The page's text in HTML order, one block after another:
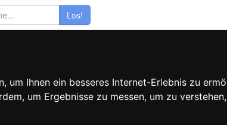
Ihnen ein besseres Internet-Erlebnis zu
um Ergebnisse zu messen, um zu
Los!